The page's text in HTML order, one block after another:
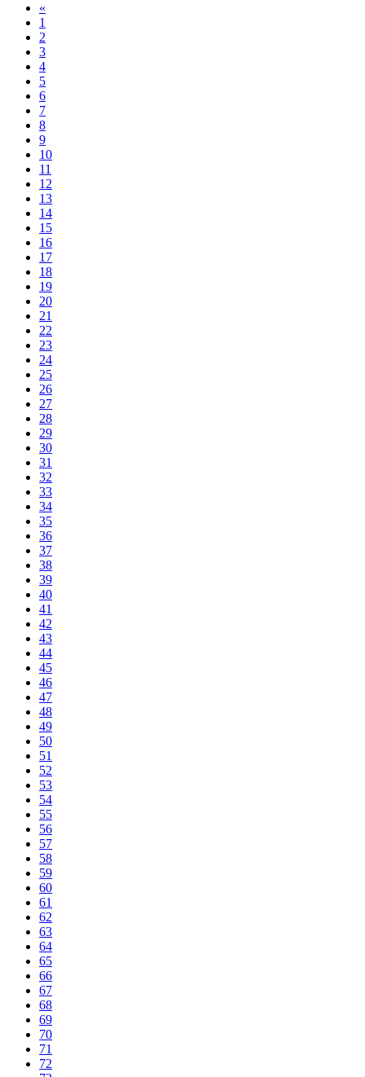
«
1
2
3
4
5
6
7
8
9
10
11
12
13
14
15
16
17
18
19
20
21
22
23
24
25
26
27
28
29
30
31
32
33
34
35
36
37
38
39
40
41
42
43
44
45
46
47
48
49
50
51
52
53
54
55
56
57
58
59
60
61
62
63
64
65
66
67
68
69
70
71
72